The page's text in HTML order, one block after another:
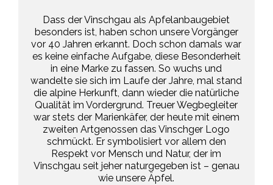
Dass der Vinschgau als Apfelanbaugebiet
besonders ist, haben schon unsere Vorgänger
vor 40 Jahren erkannt. Doch schon damals war
es keine einfache Aufgabe, diese Besonderheit
in eine Marke zu fassen. So wuchs und
wandelte sie sich im Laufe der Jahre, mal stand
die alpine Herkunft, dann wieder die natürliche
Qualität im Vordergrund. Treuer Wegbegleiter
war stets der Marienkäfer, der heute mit einem
zweiten Artgenossen das Vinschger Logo
schmückt. Er symbolisiert vor allem den
Respekt vor Mensch und Natur, der im
Vinschgau seit jeher naturgegeben ist – genau
wie unsere Äpfel.